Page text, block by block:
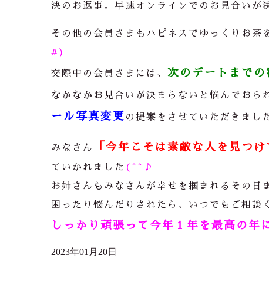
決のお返事。早速オンラインでのお見合いが
その他の会員さまもハピネスでゆっくりお茶
#)
交際中の会員さまには、 次のデートまでの
なかなかお見合いが決まらないと悩んでおら
ール写真変更 の提案をさせていただきまし
みなさん 「今年こそは素敵な人を見つけ
ていかれました (^^♪
お姉さんもみなさんが幸せを掴まれるその日
困ったり悩んだりされたら、いつでもご相談
しっかり頑張って今年１年を最高の年
2023年01月20日